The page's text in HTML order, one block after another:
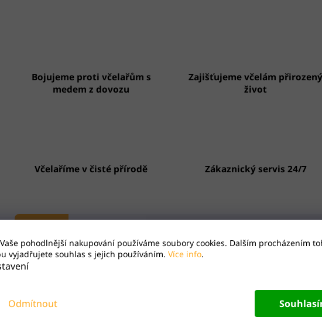
pohodlnější nakupování používáme soubory cookies. Dalším procházením
vyjadřujete souhlas s jejich používáním. Více info.
Odmítnout
Bojujeme proti včelařům s
medem z dovozu
Zajišťujeme včelám přirozený
život
Včelaříme v čisté přírodě Zákaznický servis 24/7
Folium betulae
k normálnímu trávení a detoxikaci, na hladinu cholesterolu v krvi.
i při podpoře přirozené obranyschopnosti organismu.